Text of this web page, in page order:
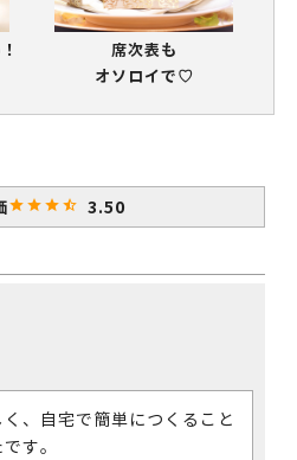
席次表も
オソロイで♡
3.50
、自宅で簡単につくること
す。